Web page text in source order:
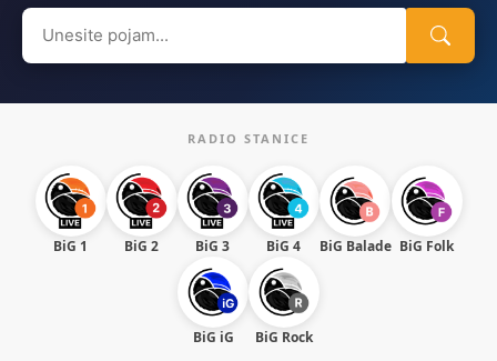
Search
for:
RADIO STANICE
BiG 1 BiG 2 BiG 3 BiG 4 BiG Balade BiG Folk
BiG iG BiG Rock